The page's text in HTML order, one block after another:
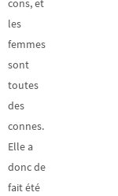
cons, et
les
femmes
sont
toutes
des
connes.
Elle a
donc de
fait été